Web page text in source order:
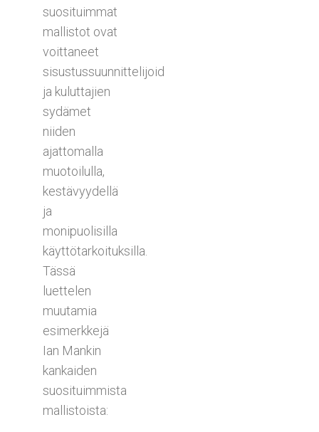
suosituimmat
mallistot ovat
voittaneet
sisustussuunnittelijoiden
ja kuluttajien
sydämet
niiden
ajattomalla
muotoilulla,
kestävyydellä
ja
monipuolisilla
käyttötarkoituksilla.
Tässä
luettelen
muutamia
esimerkkejä
Ian Mankin
kankaiden
suosituimmista
mallistoista: